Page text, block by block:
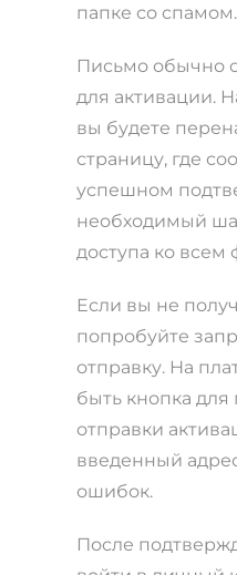
папке со спамом.
Письмо обычно
для активации.
вы будете
страницу, где
успешном
необходимый
доступа ко всем
Если вы не
попробуйте
отправку. На
быть кнопка для
отправки
введенный
ошибок.
После